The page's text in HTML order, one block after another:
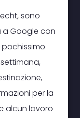
sono
a Google con
per la
alcun lavoro